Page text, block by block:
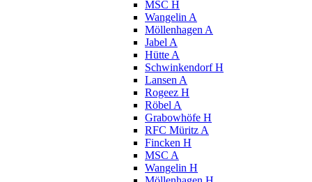
MSC H
Wangelin A
Möllenhagen A
Jabel A
Hütte A
Schwinkendorf H
Lansen A
Rogeez H
Röbel A
Grabowhöfe H
RFC Müritz A
Fincken H
MSC A
Wangelin H